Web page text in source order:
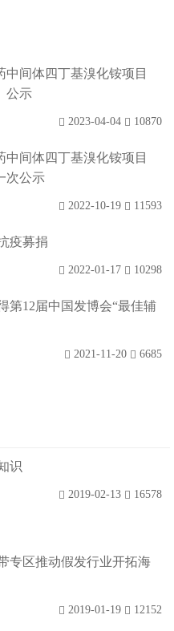
中间体四丁基溴化铵项目
公示
2023-04-04 10870
中间体四丁基溴化铵项目
次公示
2022-10-19 11593
疫募捐
2022-01-17 10298
第12届中国发博会“最佳辅
2021-11-20 6685
识
2019-02-13 16578
专区推动假发行业开拓海
2019-01-19 12152